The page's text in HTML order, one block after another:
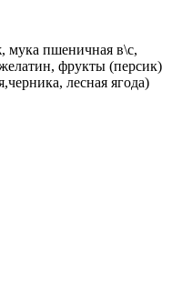
мука пшеничная в\с,
фрукты (персик)
лесная ягода)